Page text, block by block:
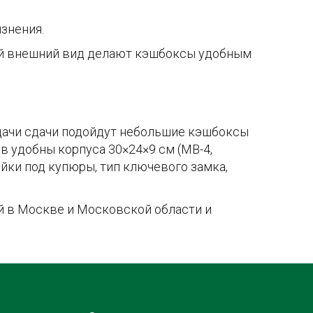
внешний вид делают кэшбоксы удобным
сдачи подойдут небольшие кэшбоксы
корпуса 30×24×9 см (MB-4,
под купюры, тип ключевого замка,
в Москве и Московской области и